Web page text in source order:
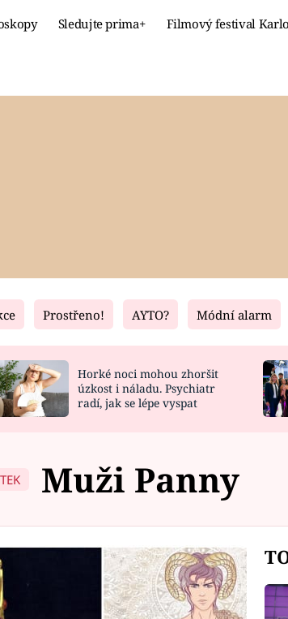
Sledujte prima+ Filmový festival
Fresh
NOVINKY
VIDEORECEPTY
Living
ZAHRADA
DESIGN
Prostřeno! AYTO? Módní alarm
Horké noci mohou zhoršit
úzkost i náladu. Psychiatr
radí, jak se lépe vyspat
Muži Panny